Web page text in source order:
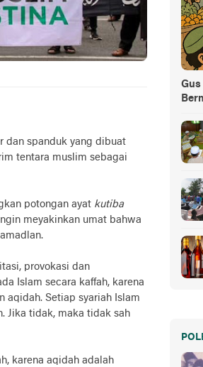
dan spanduk yang dibuat
tentara muslim sebagai
potongan ayat kutiba
meyakinkan umat bahwa
provokasi dan
Islam secara kaffah, karena
aqidah. Setiap syariah Islam
Jika tidak, maka tidak sah
karena aqidah adalah